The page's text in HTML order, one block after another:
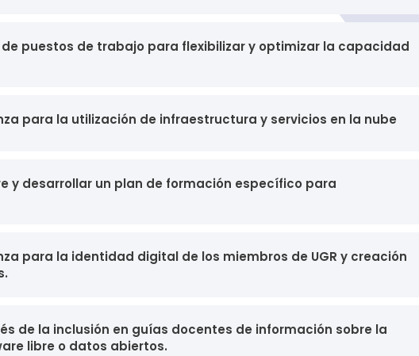
puestos de trabajo para flexibilizar y optimizar la capacidad
para la utilización de infraestructura y servicios en la nube
y desarrollar un plan de formación específico para
para la identidad digital de los miembros de UGR y creación
de la inclusión en guías docentes de información sobre la
libre o datos abiertos.